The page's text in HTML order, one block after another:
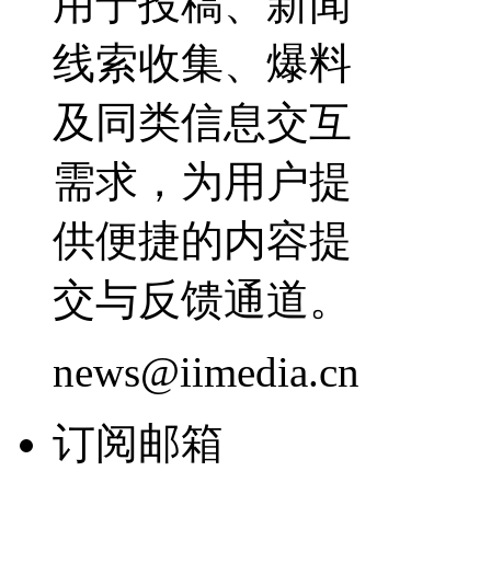
线索收集、爆料
及同类信息交互
需求，为用户提
供便捷的内容提
交与反馈通道。
news@iimedia.cn
订阅邮箱